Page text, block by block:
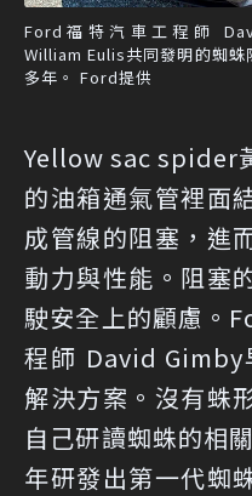
Ford福特汽車工程師
William Eulis共同發明的蜘蛛
多年。 Ford提供
Yellow sac spider
的油箱通氣管裡面
成管線的阻塞，進
動力與性能。阻塞
駛安全上的顧慮。
程師 David Gimby
解決方案。沒有蛛
自己研讀蜘蛛的相
年研發出第一代蜘